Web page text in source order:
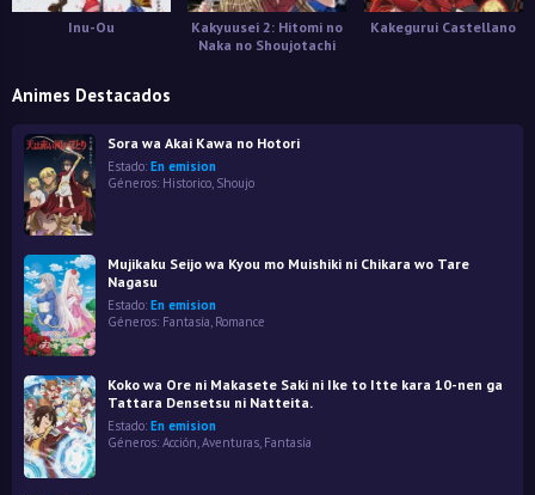
Inu-Ou
Kakyuusei 2: Hitomi no
Naka no Shoujotachi
Kakegurui Castellano
Animes Destacados
Sora wa Akai Kawa no Hotori
Estado: En emision
Géneros: Historico Shoujo
Mujikaku Seijo wa Kyou mo Muishiki ni Chikara wo Tare
Nagasu
Estado: En emision
Géneros: Fantasía, Romance
Koko wa Ore ni Makasete Saki ni Ike to Itte kara 10-nen ga
Tattara Densetsu ni Natteita.
Estado: En emision
Géneros: Acción,Aventuras, Fantasía